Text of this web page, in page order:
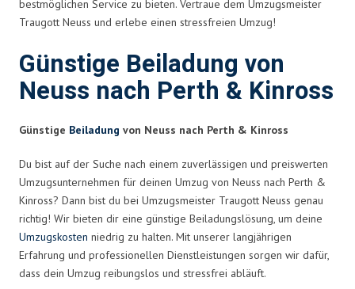
bestmöglichen Service zu bieten. Vertraue dem Umzugsmeister
Traugott Neuss und erlebe einen stressfreien Umzug!
Günstige Beiladung von
Neuss nach Perth & Kinross
Günstige Beiladung von Neuss nach Perth & Kinross
Du bist auf der Suche nach einem zuverlässigen und preiswerten
Umzugsunternehmen für deinen Umzug von Neuss nach Perth &
Kinross? Dann bist du bei Umzugsmeister Traugott Neuss genau
richtig! Wir bieten dir eine günstige Beiladungslösung, um deine
Umzugskosten niedrig zu halten. Mit unserer langjährigen
Erfahrung und professionellen Dienstleistungen sorgen wir dafür,
dass dein Umzug reibungslos und stressfrei abläuft.